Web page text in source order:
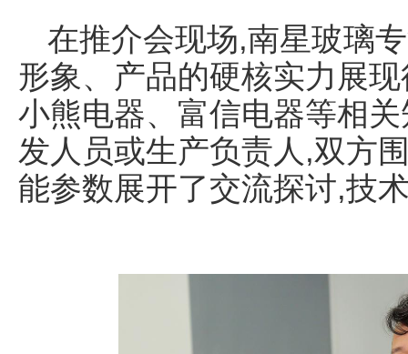
在推介会现场,南星玻璃
形象、产品的硬核实力展
小熊电器、富信电器等相
发人员或生产负责人,双方
能参数展开了交流探讨,技